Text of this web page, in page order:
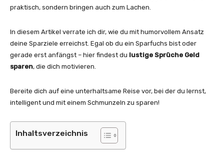
praktisch, sondern bringen auch zum Lachen.
In diesem Artikel verrate ich dir, wie du mit humorvollem Ansatz
deine Sparziele erreichst. Egal ob du ein Sparfuchs bist oder
gerade erst anfängst – hier findest du lustige Sprüche Geld
sparen, die dich motivieren.
Bereite dich auf eine unterhaltsame Reise vor, bei der du lernst,
intelligent und mit einem Schmunzeln zu sparen!
Inhaltsverzeichnis